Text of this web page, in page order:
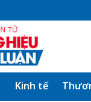
Kinh tế